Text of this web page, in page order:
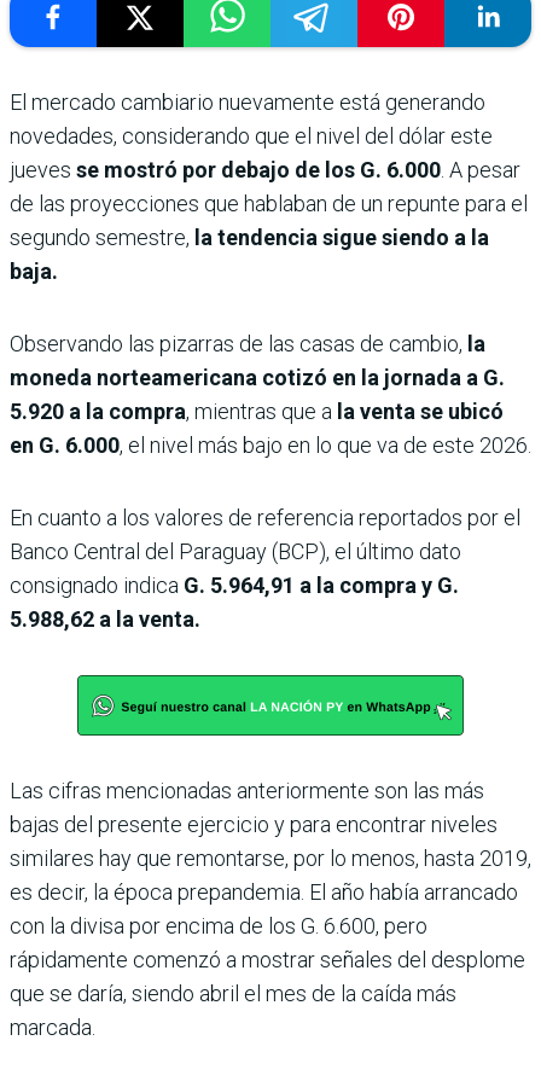
El mercado cambiario nuevamente está generando
novedades, considerando que el nivel del dólar este
jueves se mostró por debajo de los G. 6.000 . A pesar
de las proyecciones que hablaban de un repunte para el
segundo semestre, la tendencia sigue siendo a la
baja.
Observando las pizarras de las casas de cambio, la
moneda norteamericana cotizó en la jornada a G.
5.920 a la compra, mientras que a la venta se ubicó
en G. 6.000, el nivel más bajo en lo que va de este 2026.
En cuanto a los valores de referencia reportados por el
Banco Central del Paraguay (BCP), el último dato
consignado indica G. 5.964,91 a la compra y G.
5.988,62 a la venta.
Las cifras mencionadas anteriormente son las más
bajas del presente ejercicio y para encontrar niveles
similares hay que remontarse, por lo menos, hasta 2019,
es decir, la época prepandemia. El año había arrancado
con la divisa por encima de los G. 6.600, pero
rápidamente comenzó a mostrar señales del desplome
que se daría, siendo abril el mes de la caída más
marcada.